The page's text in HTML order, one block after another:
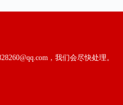
，我们会尽快处理。